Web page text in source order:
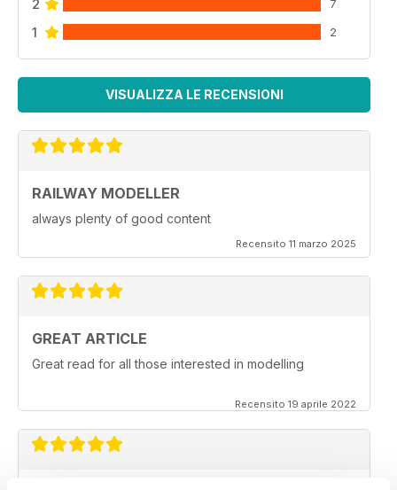
2 7
1 2
VISUALIZZA LE RECENSIONI
RAILWAY MODELLER
always plenty of good content
Recensito 11 marzo 2025
GREAT ARTICLE
Great read for all those interested in modelling
Recensito 19 aprile 2022